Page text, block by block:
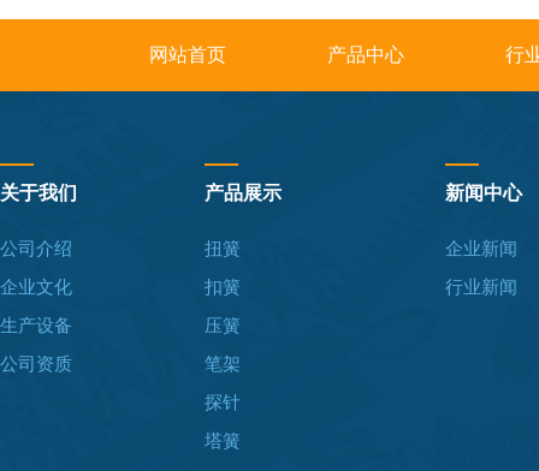
网站首页 产品中心 行
关于我们
公司介绍
企业文化
生产设备
公司资质
产品展示
扭簧
扣簧
压簧
笔架
探针
塔簧
新闻中心
企业新闻
行业新闻